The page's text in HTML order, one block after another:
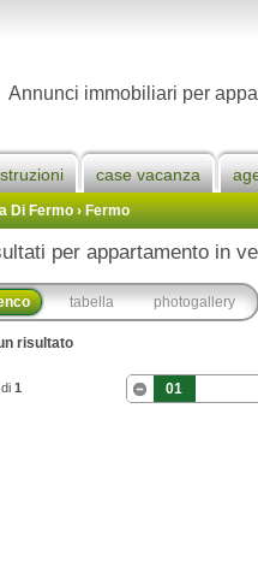
Annunci immobiliari per
case vacanza
Di Fermo›Fermo
per appartamento in
tabella photogallery
risultato
di 1 01